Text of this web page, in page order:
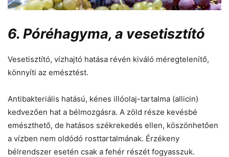
6. Póréhagyma, a vesetisztító
Vesetisztító, vízhajtó hatása révén kiváló méregtelenítő,
könnyíti az emésztést.
Antibakteriális hatású, kénes illóolaj-tartalma (allicin)
kedvezően hat a bélmozgásra. A zöld része kevésbé
emészthető, de hatásos székrekedés ellen, köszönhetően
a vízben nem oldódó rosttartalmának. Érzékeny
bélrendszer esetén csak a fehér részét fogyasszuk.